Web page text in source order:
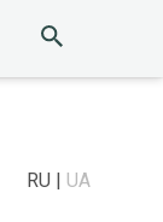
RU UA